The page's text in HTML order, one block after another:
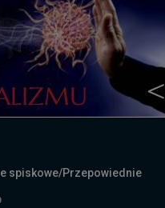
spiskowe/Przepowiednie